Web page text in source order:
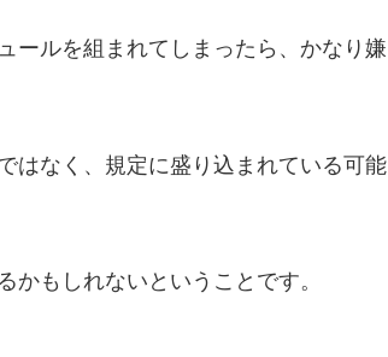
ールを組まれてしまったら、かなり嫌
はなく、規定に盛り込まれている可能
もしれないということです。